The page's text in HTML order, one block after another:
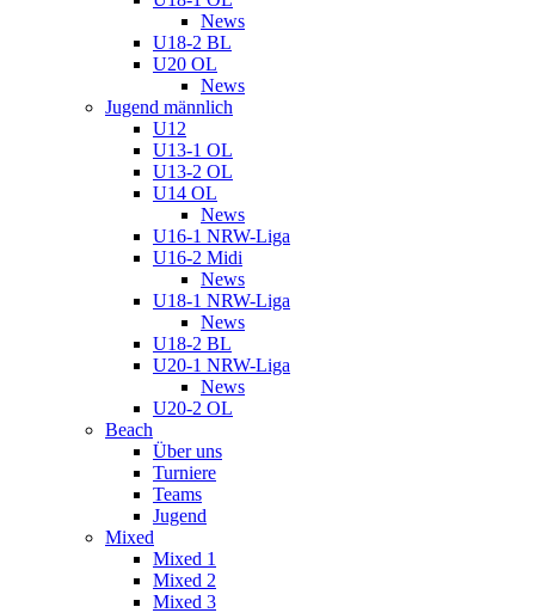
News
U18-2 BL
U20 OL
News
Jugend männlich
U12
U13-1 OL
U13-2 OL
U14 OL
News
U16-1 NRW-Liga
U16-2 Midi
News
U18-1 NRW-Liga
News
U18-2 BL
U20-1 NRW-Liga
News
U20-2 OL
Beach
Über uns
Turniere
Teams
Jugend
Mixed
Mixed 1
Mixed 2
Mixed 3